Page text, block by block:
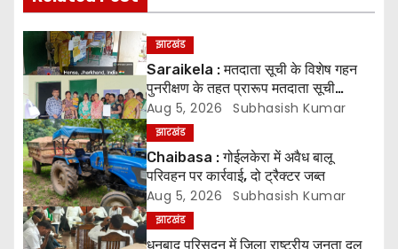
n
a
v
i
g
a
झारखंड
Saraikela : मतदाता सूची के विशेष गहन
पुनरीक्षण के तहत प्रारूप मतदाता सूची
प्रकाशित* *05 अगस्त से 04 सितंबर तक
दावे एवं आपत्तियां होंगी स्वीकार, 07 अक्टूबर
को जारी होगी अंतिम मतदाता सूची
Aug 5, 2026 Subhasish Kumar
झारखंड
Chaibasa : गोईलकेरा में अवैध बालू
परिवहन पर कार्रवाई, दो ट्रैक्टर जब्त
Aug 5, 2026 Subhasish Kumar
झारखंड
धनबाद परिसदन में जिला राष्ट्रीय जनता दल